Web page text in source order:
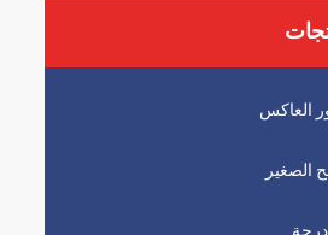
العاكس
الصغير